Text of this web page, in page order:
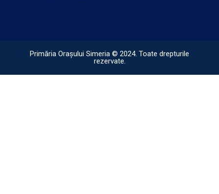
Primăria Orașului Simeria © 2024. Toate drepturile
rezervate.